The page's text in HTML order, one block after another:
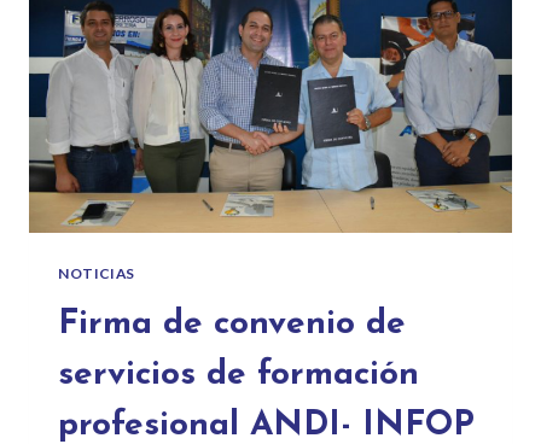
NOTICIAS
Firma de convenio de
servicios de formación
profesional ANDI- INFOP